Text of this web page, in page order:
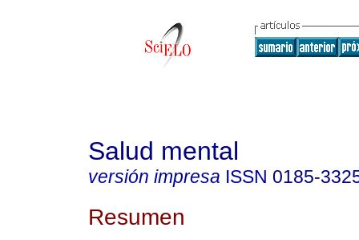
Salud mental
versión impresa ISSN 0185-
Resumen